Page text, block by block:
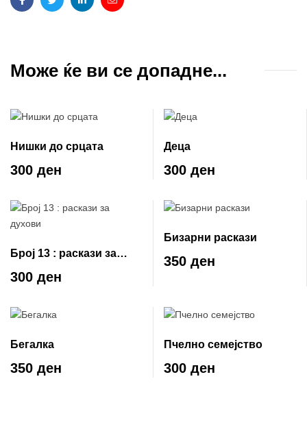
FacebookTwitterLinkedinEmail
Може ќе ви се допадне...
Нишки до срцата
300 ден
Деца
300 ден
Број 13 : раскази за
духови
300 ден
Бизарни раскази
350 ден
Бегалка
350 ден
Пчелно семејство
300 ден